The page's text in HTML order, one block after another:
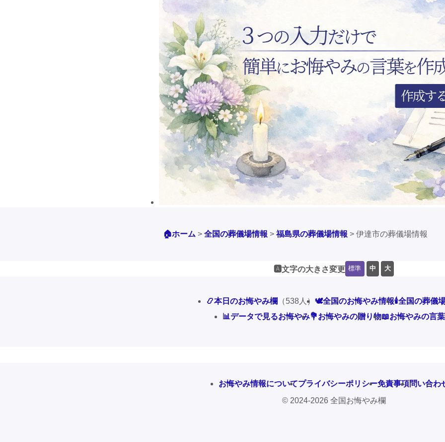
🏠ホーム > 全国の葬儀場情報 > 福島県の葬儀場情報 > 伊達市の葬儀場情報
🅰️文字の大きさ変更 標準 中 大
📿本日のお悔やみ欄 （538人） 🕊️全国のお悔やみ情報🕯️全国の葬儀
📊データで見るお悔やみ💐お悔やみの贈り物📖お悔やみの言葉
お悔やみ情報についてプライバシーポリシー免責事項問い合わ
© 2024-2026 全国お悔やみ欄